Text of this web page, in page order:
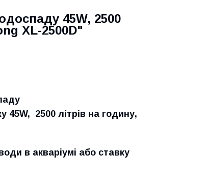
45W, 2500
XL-2500D"
45W, 2500 літрів на годину,
в акваріумі або ставку